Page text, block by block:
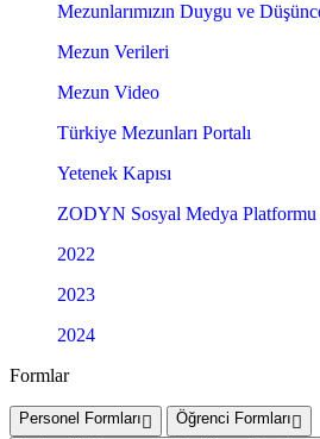
Mezunlarımızın Duygu ve
Mezun Verileri
Mezun Video
Türkiye Mezunları Portalı
Yetenek Kapısı
ZODYN Sosyal Medya Platformu
2022
2023
2024
Formlar
Personel Formları
Öğrenci Formları